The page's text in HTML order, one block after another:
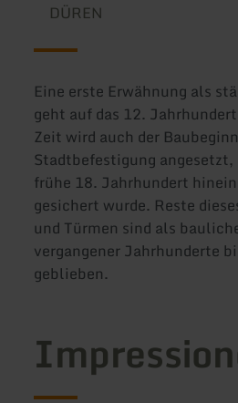
DÜREN
Eine erste Erwähnung als
geht auf das 12.
Zeit wird auch der
Stadtbefestigung angesetzt,
frühe 18. Jahrhundert
gesichert wurde. Reste
und Türmen sind als
vergangener Jahrhunderte
geblieben.